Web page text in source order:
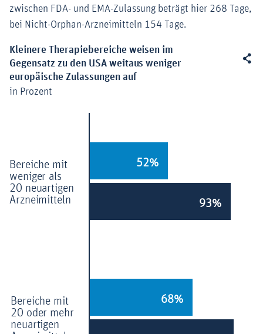
zwischen FDA- und EMA-Zulassung beträgt hier 268 Tage,
bei Nicht-Orphan-Arzneimitteln 154 Tage.